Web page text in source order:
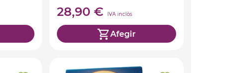
28,90 € IVA inclòs
Afegir